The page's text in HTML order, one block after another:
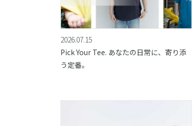
2026.07.15
Pick Your Tee. あなたの日常に、寄り添
う定番。